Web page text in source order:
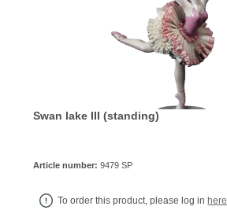
Swan lake III (standing)
Article number:9479 SP
To order this product, please log in here